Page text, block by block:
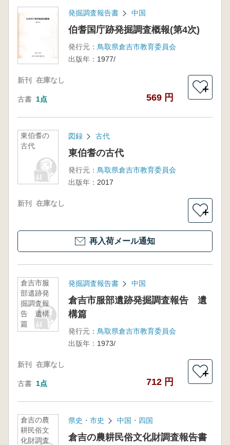
発掘調査報告書 中国
伯耆国庁跡発掘調査概報(第4次)
発行元： 鳥取県倉吉市教育委員会
出版年： 1977/
新刊 在庫なし
古書 1点 569 円
＋
東伯耆の
古代
図録 古代
東伯耆の古代
発行元： 鳥取県倉吉市教育委員会
出版年： 2017
新刊 在庫なし
＋
再入荷メール通知
倉吉市服
部遺跡発
掘調査報
告 遺構
篇
発掘調査報告書 中国
倉吉市服部遺跡発掘調査報告 遺
構篇
発行元： 鳥取県倉吉市教育委員会
出版年： 1973/
新刊 在庫なし
古書 1点 712 円
＋
倉吉の農
耕民俗文
化財調査
県史・市史 中国・四国
倉吉の農耕民俗文化財調査報告書